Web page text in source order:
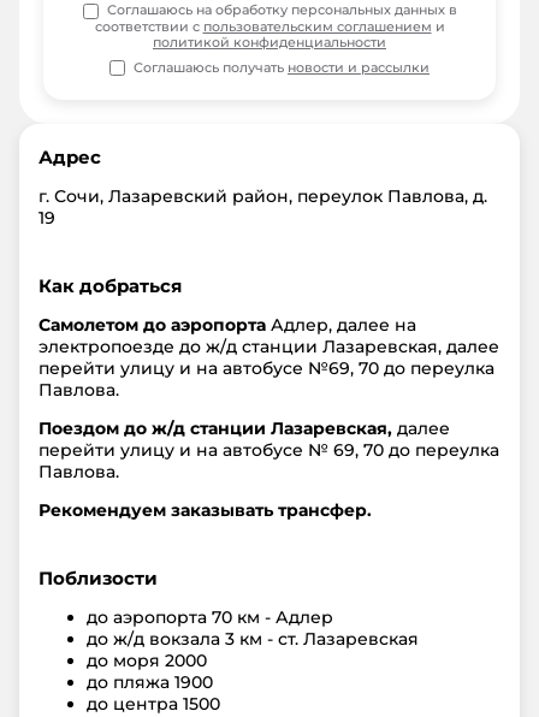
Адрес
г. Сочи, Лазаревский район, переулок Павлова, д.
19
Как добраться
Самолетом до аэропорта Адлер, далее на
электропоезде до ж/д станции Лазаревская, далее
перейти улицу и на автобусе №69, 70 до переулка
Павлова.
Поездом до ж/д станции Лазаревская, далее
перейти улицу и на автобусе № 69, 70 до переулка
Павлова.
Рекомендуем заказывать трансфер.
Поблизости
до аэропорта 70 км - Адлер
до ж/д вокзала 3 км - ст. Лазаревская
до моря 2000
до пляжа 1900
до центра 1500
Соглашаюсь на обработку персональных данных в
соответствии с пользовательским соглашением и
политикой конфиденциальности
Соглашаюсь получать новости и рассылки